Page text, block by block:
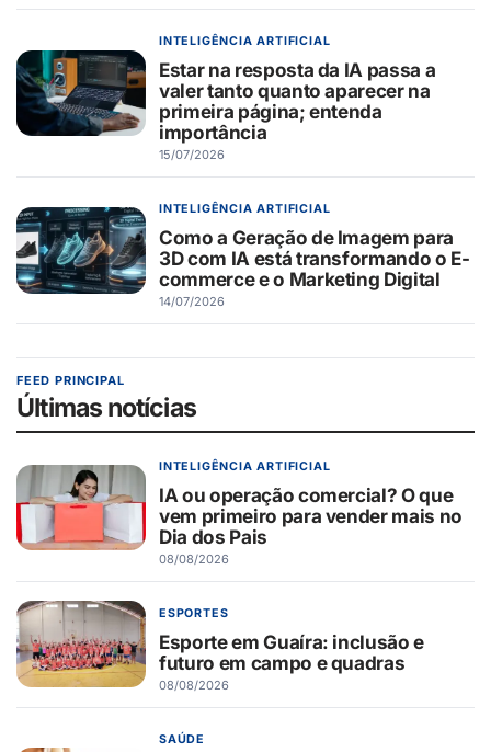
INTELIGÊNCIA ARTIFICIAL
Estar na resposta da IA passa a
valer tanto quanto aparecer na
primeira página; entenda
importância
15/07/2026
INTELIGÊNCIA ARTIFICIAL
Como a Geração de Imagem para
3D com IA está transformando o E-
commerce e o Marketing Digital
14/07/2026
FEED PRINCIPAL
Últimas notícias
INTELIGÊNCIA ARTIFICIAL
IA ou operação comercial? O que
vem primeiro para vender mais no
Dia dos Pais
08/08/2026
ESPORTES
Esporte em Guaíra: inclusão e
futuro em campo e quadras
08/08/2026
SAÚDE